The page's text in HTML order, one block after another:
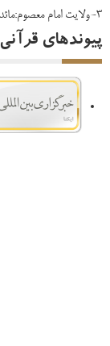
3-ولایت امام معصوم:مائده/55
پیوندهای قرآنی